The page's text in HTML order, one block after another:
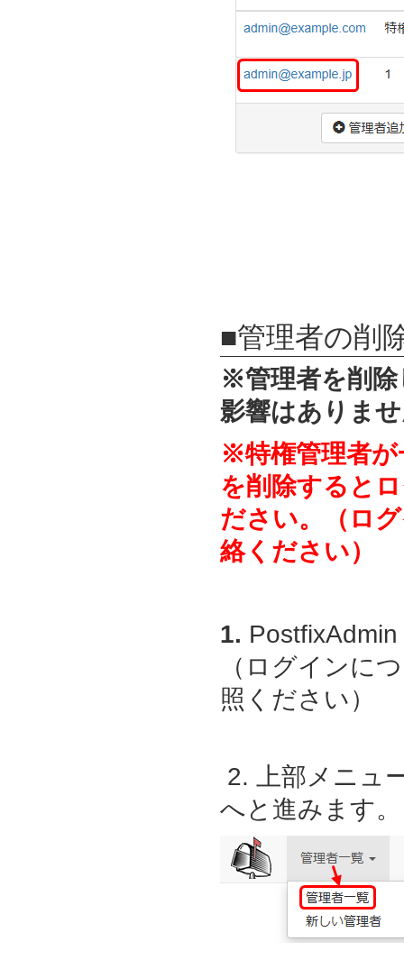
■管理者の削
※管理者を削
影響はありま
※特権管理者が
を削除すると
ださい。（ロ
絡ください）
1. PostfixAdmin
（ログインに
照ください）
2. 上部メニュ
へと進みます。